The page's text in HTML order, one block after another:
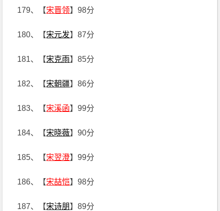
179、【宋晋领】98分
180、【宋元发】87分
181、【宋克雨】85分
182、【宋朝疆】86分
183、【宋溪函】99分
184、【宋晓薇】90分
185、【宋翌澄】99分
186、【宋喆恺】98分
187、【宋诗朋】89分